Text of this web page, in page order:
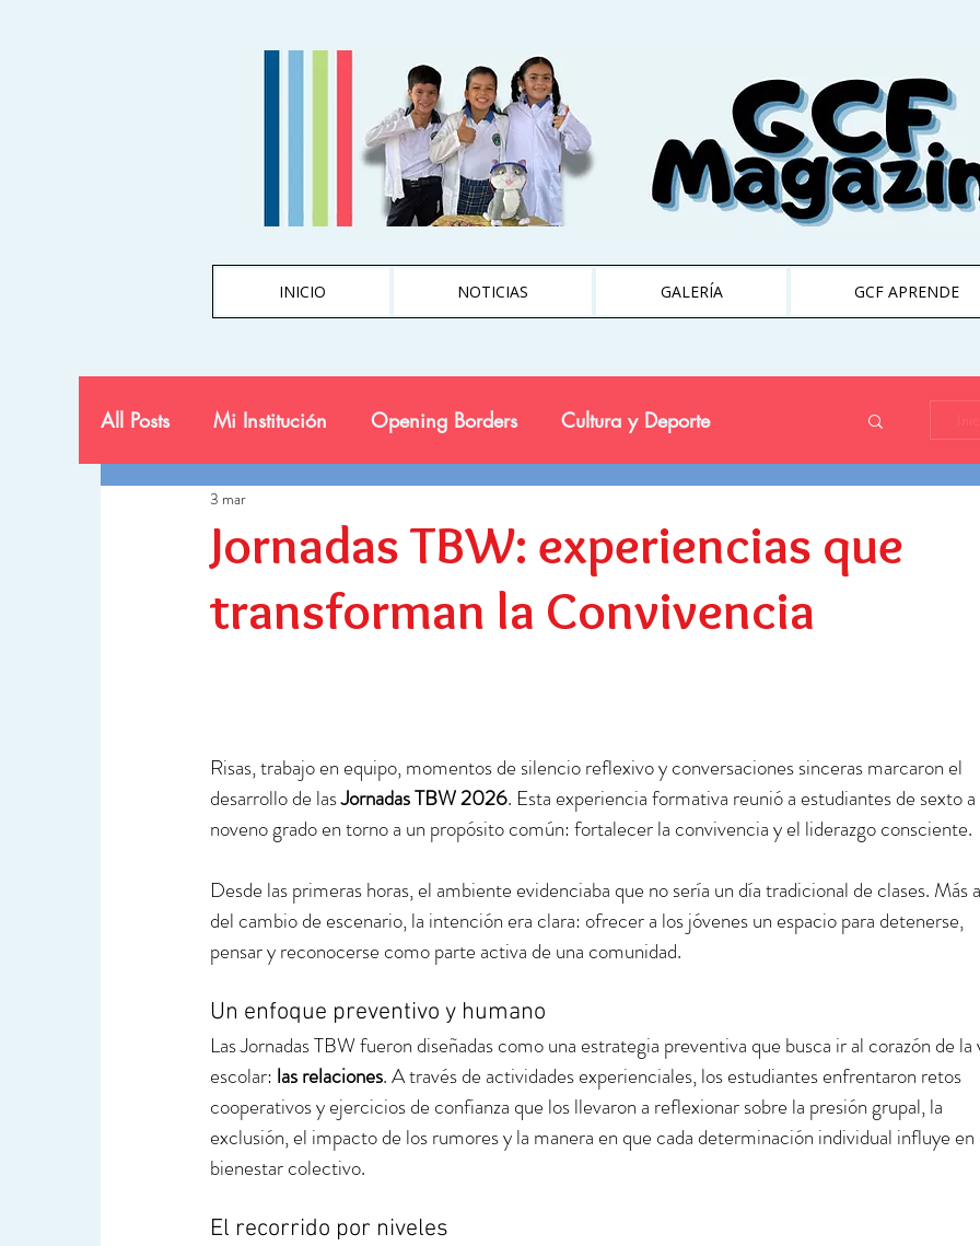
INICIO NOTICIAS GALERÍA GCF APRENDE
All Posts Mi Institución Opening Borders Cultura y Deporte
Ciencia y Tecnología
Jornadas TBW: experiencias que
transforman la Convivencia
3 mar
Risas, trabajo en equipo, momentos de silencio reflexivo y conversaciones sinceras marcaron el
desarrollo de las Jornadas TBW 2026. Esta experiencia formativa reunió a estudiantes de sexto a
noveno grado en torno a un propósito común: fortalecer la convivencia y el liderazgo consciente.
Desde las primeras horas, el ambiente evidenciaba que no sería un día tradicional de clases. Más
del cambio de escenario, la intención era clara: ofrecer a los jóvenes un espacio para detenerse,
pensar y reconocerse como parte activa de una comunidad.
Un enfoque preventivo y humano
Las Jornadas TBW fueron diseñadas como una estrategia preventiva que busca ir al corazón de
escolar: las relaciones. A través de actividades experienciales, los estudiantes enfrentaron retos
cooperativos y ejercicios de confianza que los llevaron a reflexionar sobre la presión grupal, la
exclusión, el impacto de los rumores y la manera en que cada determinación individual influye
bienestar colectivo.
El recorrido por niveles